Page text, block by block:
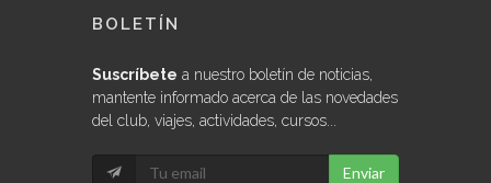
BOLETÍN
Suscríbete a nuestro boletín de noticias,
mantente informado acerca de las novedades
del club, viajes, actividades, cursos...
Enviar